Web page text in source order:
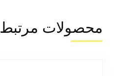
محصولات مرتبط